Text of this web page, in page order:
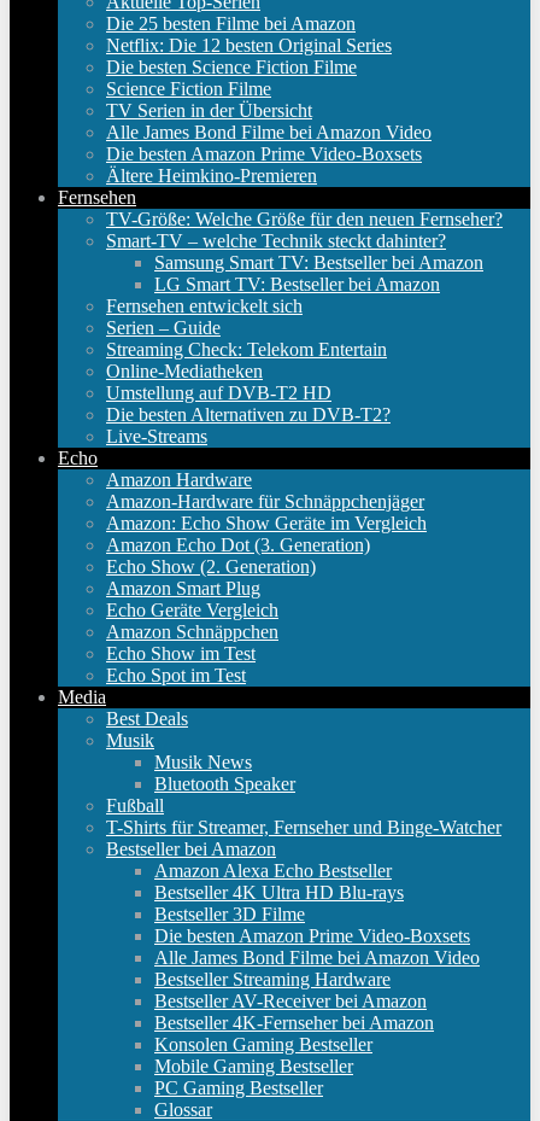
Die 25 besten Filme bei Amazon
Netflix: Die 12 besten Original Series
Die besten Science Fiction Filme
Science Fiction Filme
TV Serien in der Übersicht
Alle James Bond Filme bei Amazon Video
Die besten Amazon Prime Video-Boxsets
Ältere Heimkino-Premieren
Fernsehen
TV-Größe: Welche Größe für den neuen Fernseher?
Smart-TV – welche Technik steckt dahinter?
Samsung Smart TV: Bestseller bei Amazon
LG Smart TV: Bestseller bei Amazon
Fernsehen entwickelt sich
Serien – Guide
Streaming Check: Telekom Entertain
Online-Mediatheken
Umstellung auf DVB-T2 HD
Die besten Alternativen zu DVB-T2?
Live-Streams
Echo
Amazon Hardware
Amazon-Hardware für Schnäppchenjäger
Amazon: Echo Show Geräte im Vergleich
Amazon Echo Dot (3. Generation)
Echo Show (2. Generation)
Amazon Smart Plug
Echo Geräte Vergleich
Amazon Schnäppchen
Echo Show im Test
Echo Spot im Test
Media
Best Deals
Musik
Musik News
Bluetooth Speaker
Fußball
T-Shirts für Streamer, Fernseher und Binge-Watcher
Bestseller bei Amazon
Amazon Alexa Echo Bestseller
Bestseller 4K Ultra HD Blu-rays
Bestseller 3D Filme
Die besten Amazon Prime Video-Boxsets
Alle James Bond Filme bei Amazon Video
Bestseller Streaming Hardware
Bestseller AV-Receiver bei Amazon
Bestseller 4K-Fernseher bei Amazon
Konsolen Gaming Bestseller
Mobile Gaming Bestseller
PC Gaming Bestseller
Glossar